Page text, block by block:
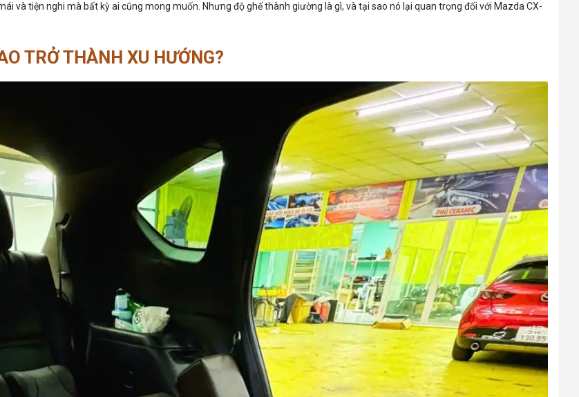
và tiện nghi mà bất kỳ ai cũng mong muốn. Nhưng độ ghế thành giường là gì, và tại sao nó lại quan trọng đối với Mazda CX-
TRỞ THÀNH XU HƯỚNG?